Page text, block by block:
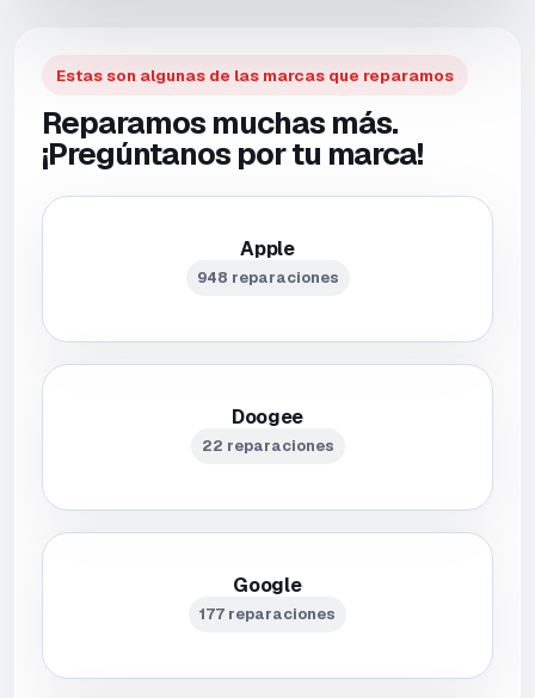
Estas son algunas de las marcas que reparamos
Reparamos muchas más.
¡Pregúntanos por tu marca!
Apple
948 reparaciones
Doogee
22 reparaciones
Google
177 reparaciones